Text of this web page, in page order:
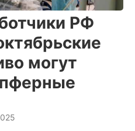
РФ
могут